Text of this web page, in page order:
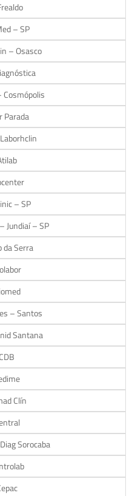
– SP
– Osasco
Cosmópolis
Parada
– SP
Jundiaí – SP
da Serra
– Santos
Santana
Clín
Sorocaba